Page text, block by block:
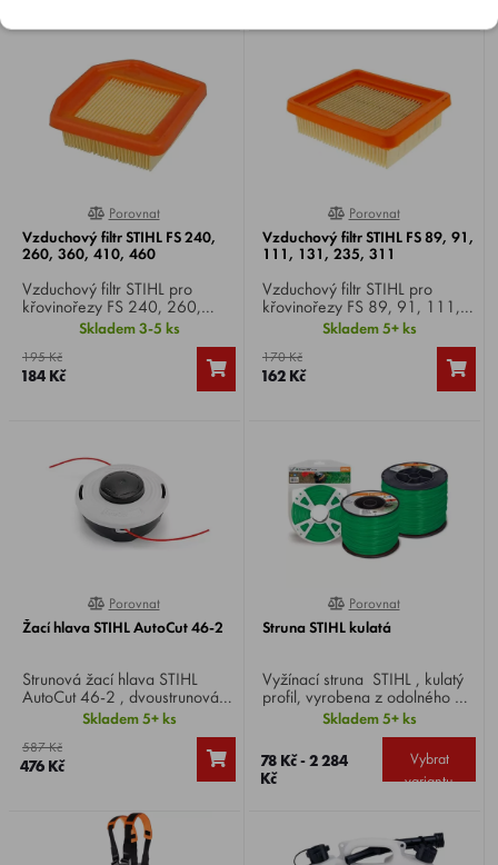
100%
Porovnat
Vzduchový filtr STIHL FS 240,
260, 360, 410, 460
Vzduchový filtr STIHL pro
křovinořezy FS 240, 260,
360, 410, 460.
Skladem 3-5 ks
195 Kč
184 Kč
0%
Porovnat
Vzduchový filtr STIHL FS 89, 91,
111, 131, 235, 311
Vzduchový filtr STIHL pro
křovinořezy FS 89, 91, 111,
131, 235, 311.
Skladem 5+ ks
170 Kč
162 Kč
100%
Porovnat
Žací hlava STIHL AutoCut 46-2
Strunová žací hlava STIHL
AutoCut 46-2 , dvoustrunová,
pro vyžínání a dočišťování.
Žací struna se automaticky
nastaví krátkým přitisknutím
žací hlavy k zemi. Vhodné pro
modely FS 260 C-E - 490 C-
Skladem 5+ ks
587 Kč
476 Kč
0%
Porovnat
Struna STIHL kulatá
Vyžínací struna STIHL , kulatý
profil, vyrobena z odolného a
elastického materiálu.
Skladem 5+ ks
78 Kč - 2 284
Kč
Vybrat
variantu